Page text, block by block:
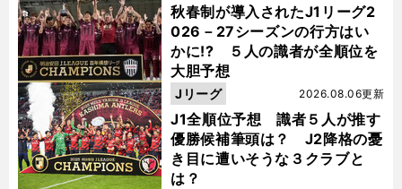
秋春制が導入されたJ1リーグ2
026－27シーズンの行方はい
かに!? ５人の識者が全順位を
大胆予想
J1全順位予想 識者５人が推す
優勝候補筆頭は？ J2降格の憂
き目に遭いそうな３クラブと
は？
2026.08.06更新
Jリーグ